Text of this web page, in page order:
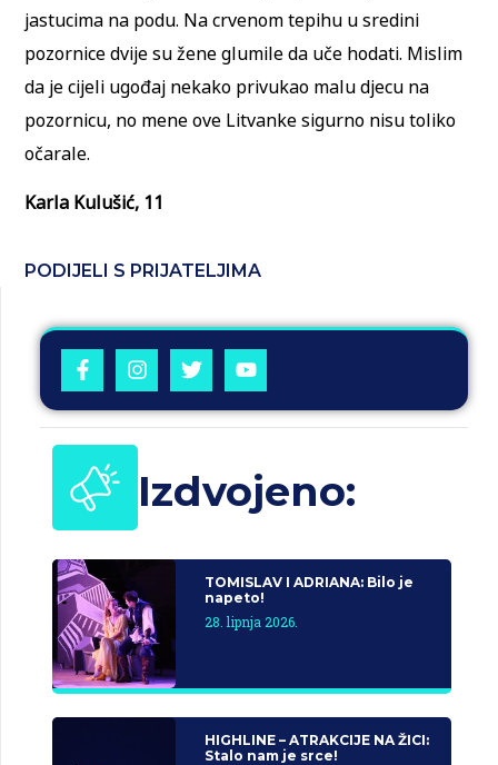
jastucima na podu. Na crvenom tepihu u sredini
pozornice dvije su žene glumile da uče hodati. Mislim
da je cijeli ugođaj nekako privukao malu djecu na
pozornicu, no mene ove Litvanke sigurno nisu toliko
očarale.
Karla Kulušić, 11
PODIJELI S PRIJATELJIMA
Izdvojeno:
TOMISLAV I ADRIANA: Bilo je
napeto!
28. lipnja 2026.
HIGHLINE – ATRAKCIJE NA ŽICI:
Stalo nam je srce!